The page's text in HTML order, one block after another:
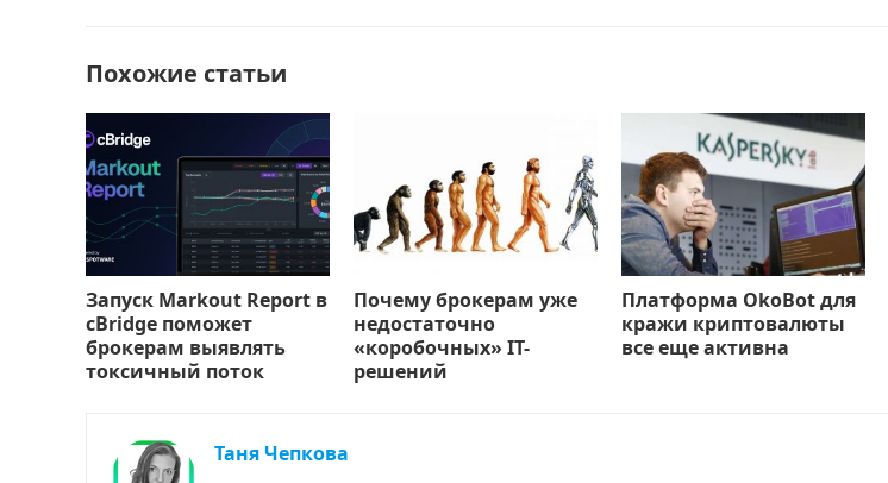
ь
Похожие статьи
Запуск Markout Report в
cBridge поможет
брокерам выявлять
токсичный поток
Почему брокерам уже
недостаточно
«коробочных» IT-
решений
Платформа OkoBot для
кражи криптовалюты
все еще активна
Таня Чепкова